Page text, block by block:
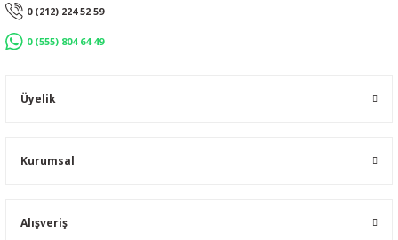
0 (212) 224 52 59
0 (555) 804 64 49
Üyelik
Kurumsal
Alışveriş